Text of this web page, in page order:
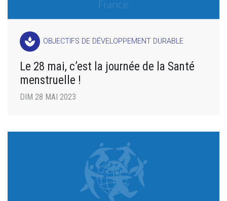
spa OBJECTIFS DE DÉVELOPPEMENT DURABLE
Le 28 mai, c’est la journée de la Santé
menstruelle !
DIM 28 MAI 2023